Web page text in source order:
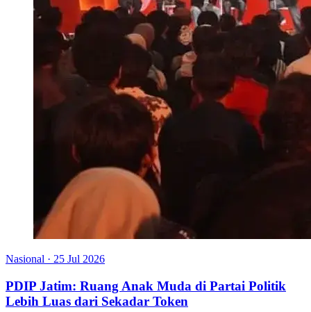
Nasional · 25 Jul 2026
PDIP Jatim: Ruang Anak Muda di Partai Politik
Lebih Luas dari Sekadar Token